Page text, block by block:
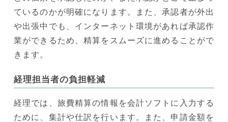
ているのかが明確になります。また、承認者が外出
や出張中でも、インターネット環境があれば承認作
業ができるため、精算をスムーズに進めることがで
きます。
経理担当者の負担軽減
経理では、旅費精算の情報を会計ソフトに入力する
ために、集計や仕訳を行います。また、申請金額を